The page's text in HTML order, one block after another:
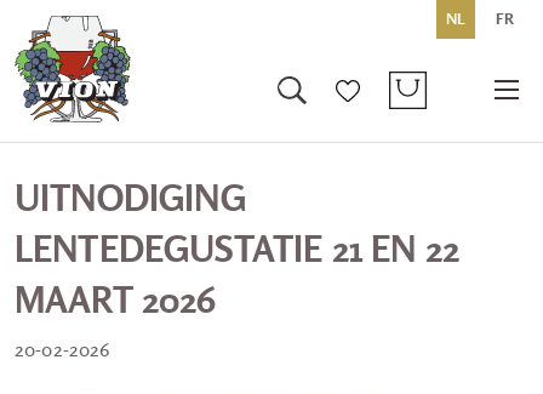
NL FR
UITNODIGING
LENTEDEGUSTATIE 21 EN 22
MAART 2026
20-02-2026